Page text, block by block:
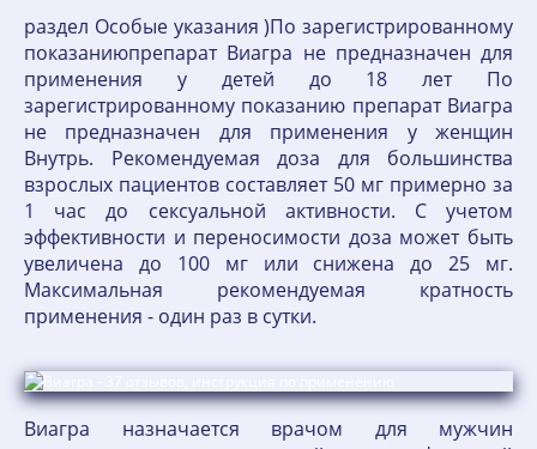
раздел Особые указания )По зарегистрированному
показаниюпрепарат Виагра не предназначен для
применения у детей до 18 лет По
зарегистрированному показанию препарат Виагра
не предназначен для применения у женщин
Внутрь. Рекомендуемая доза для большинства
взрослых пациентов составляет 50 мг примерно за
1 час до сексуальной активности. С учетом
эффективности и переносимости доза может быть
увеличена до 100 мг или снижена до 25 мг.
Максимальная рекомендуемая кратность
применения - один раз в сутки.
Виагра назначается врачом для мужчин